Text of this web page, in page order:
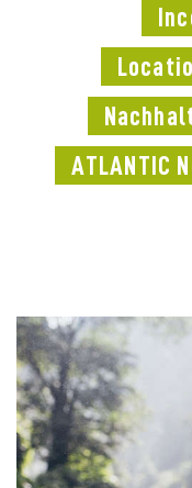
ATLANTIC